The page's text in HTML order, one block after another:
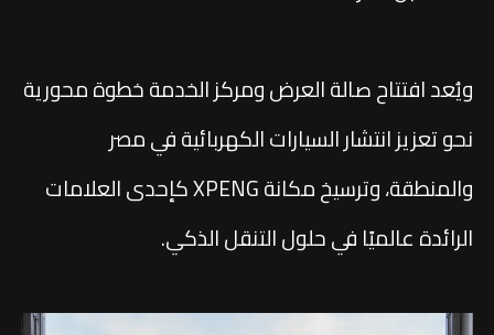
ويُعد افتتاح صالة العرض ومركز الخدمة خطوة محورية
نحو تعزيز انتشار السيارات الكهربائية في مصر
والمنطقة، وترسيخ مكانة XPENG كإحدى العلامات
الرائدة عالميًا في حلول التنقل الذكي.